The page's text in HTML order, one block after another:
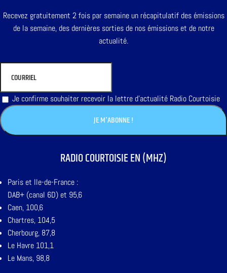
Recevez gratuitement 2 fois par semaine un récapitulatif des émissions
de la semaine, des dernières sorties de nos émissions et de notre
actualité.
Je confirme souhaiter recevoir la lettre d'actualité Radio Courtoisie
RADIO COURTOISIE EN (MHZ)
Paris et Ile-de-France :
DAB+ (canal 6D) et 95,6
Caen, 100,6
Chartres, 104,5
Cherbourg, 87,8
Le Havre 101,1
Le Mans, 98,8